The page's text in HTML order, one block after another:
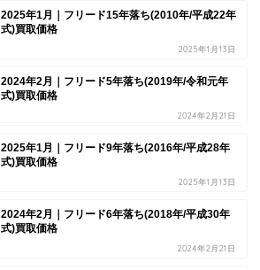
2025年1月｜フリード15年落ち(2010年/平成22年
式)買取価格
2025年1月13日
2024年2月｜フリード5年落ち(2019年/令和元年
式)買取価格
2024年2月21日
2025年1月｜フリード9年落ち(2016年/平成28年
式)買取価格
2025年1月13日
2024年2月｜フリード6年落ち(2018年/平成30年
式)買取価格
2024年2月21日